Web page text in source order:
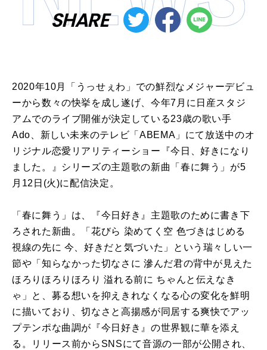
SHARE
2020年10月「うっせぇわ」での鮮烈なメジャーデビュ
ーから数々の快挙を成し遂げ、今年7月に日産スタジ
アムでのライブ開催が決定している23歳の歌い手
Ado、新しい未来のテレビ「ABEMA」にて放送中のオ
リジナル恋愛リアリティーショー『今日、好きになり
ました。』シリーズの主題歌の新曲「春に舞う」が5
月12日(火)に配信決定。
「春に舞う」は、『今日好き』主題歌のために書き下
ろされた新曲。「花びら 染めてく空 色づきはじめる
視線の先に 今、好きだと気づいた」という瑞々しい一
節や「知らなかった切なさに 滲んだ君の背中が見えた
ほろりほろりほろり 溢れる前に ちゃんと伝えなき
ゃ」と、募る想いを抑えきれなくなる心の変化を鮮明
に描いており、切なさと高揚感が同居する爽快でアッ
プテンポな曲調が『今日好き』の世界観に華を添え
る。リリース前からSNSにて音源の一部が公開され、